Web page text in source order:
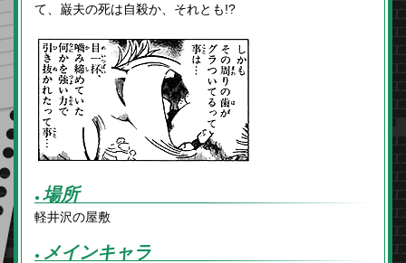
● メインキャラ
● 場所
軽井沢の屋敷
て、巌夫の死は自殺か、それとも!?